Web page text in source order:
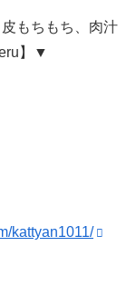
もちもち、肉汁
】▼
kattyan1011/